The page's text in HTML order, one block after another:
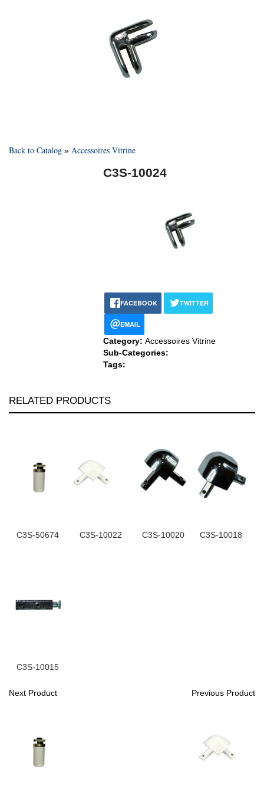
Back to Catalog Accessoires Vitrine
C3S-10024
FACEBOOK TWITTER
EMAIL
Category: Accessoires Vitrine
Sub-Categories:
Tags:
RELATED PRODUCTS
C3S-50674 C3S-10022 C3S-10020 C3S-10018
C3S-10015
Next Product Previous Product